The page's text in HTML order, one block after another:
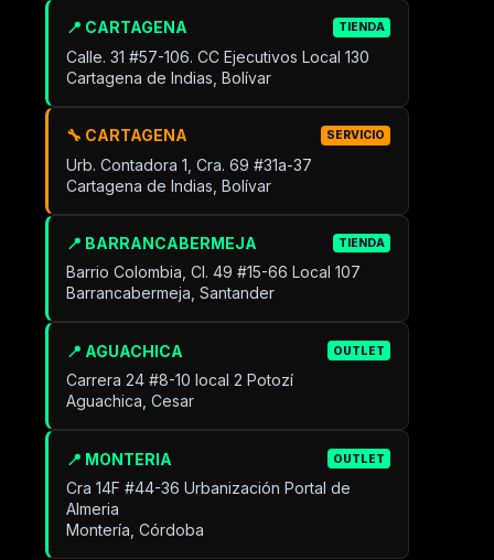
📍 CARTAGENA TIENDA
Calle. 31 #57-106. CC Ejecutivos Local 130
Cartagena de Indias, Bolívar
🔧 CARTAGENA SERVICIO
Urb. Contadora 1, Cra. 69 #31a-37
Cartagena de Indias, Bolívar
📍 BARRANCABERMEJA TIENDA
Barrio Colombia, Cl. 49 #15-66 Local 107
Barrancabermeja, Santander
📍 AGUACHICA OUTLET
Carrera 24 #8-10 local 2 Potozí
Aguachica, Cesar
📍 MONTERIA OUTLET
Cra 14F #44-36 Urbanización Portal de
Almeria
Montería, Córdoba